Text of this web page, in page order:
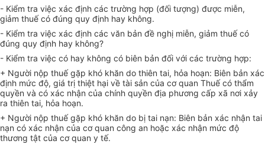
- Kiểm tra việc xác định các trường hợp (đối tượng) được miễn,
giảm thuế có đúng quy định hay không.
- Kiểm tra việc xác định các văn bản đề nghị miễn, giảm thuế có
đúng quy định hay không?
- Kiểm tra việc có hay không có biên bản đối với các trường hợp:
+ Người nộp thuế gặp khó khăn do thiên tai, hỏa hoạn: Biên bản xác
định mức độ, giá trị thiệt hại về tài sản của cơ quan Thuế có thẩm
quyền và có xác nhận của chính quyền địa phương cấp xã nơi xảy
ra thiên tai, hỏa hoạn.
+ Người nộp thuế gặp khó khăn do bị tai nạn: Biên bản xác nhận tai
nạn có xác nhận của cơ quan công an hoặc xác nhận mức độ
thương tật của cơ quan y tế.